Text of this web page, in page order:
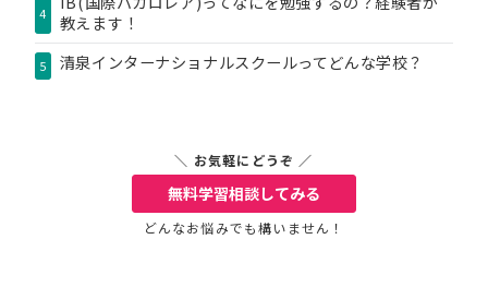
4
教えます！
5 清泉インターナショナルスクールってどんな学校？
＼ お気軽にどうぞ ／
無料学習相談してみる
どんなお悩みでも構いません！